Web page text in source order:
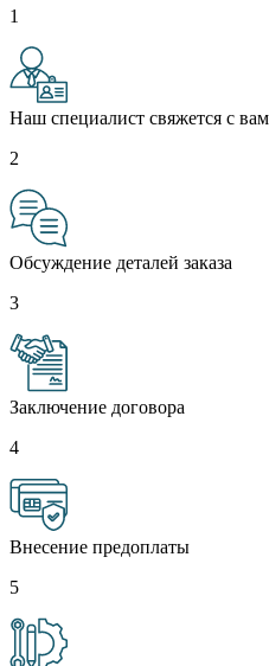
1
Наш специалист свяжется с
2
Обсуждение деталей заказа
3
Заключение договора
4
Внесение предоплаты
5